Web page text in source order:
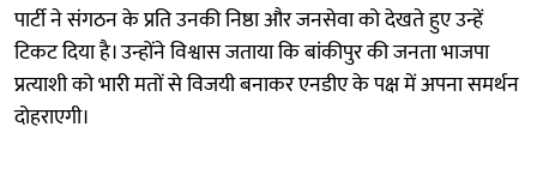
पार्टी ने संगठन के प्रति उनकी निष्ठा और जनसेवा को देखते हुए उन्हें
टिकट दिया है। उन्होंने विश्वास जताया कि बांकीपुर की जनता भाजपा
प्रत्याशी को भारी मतों से विजयी बनाकर एनडीए के पक्ष में अपना समर्थन
दोहराएगी।